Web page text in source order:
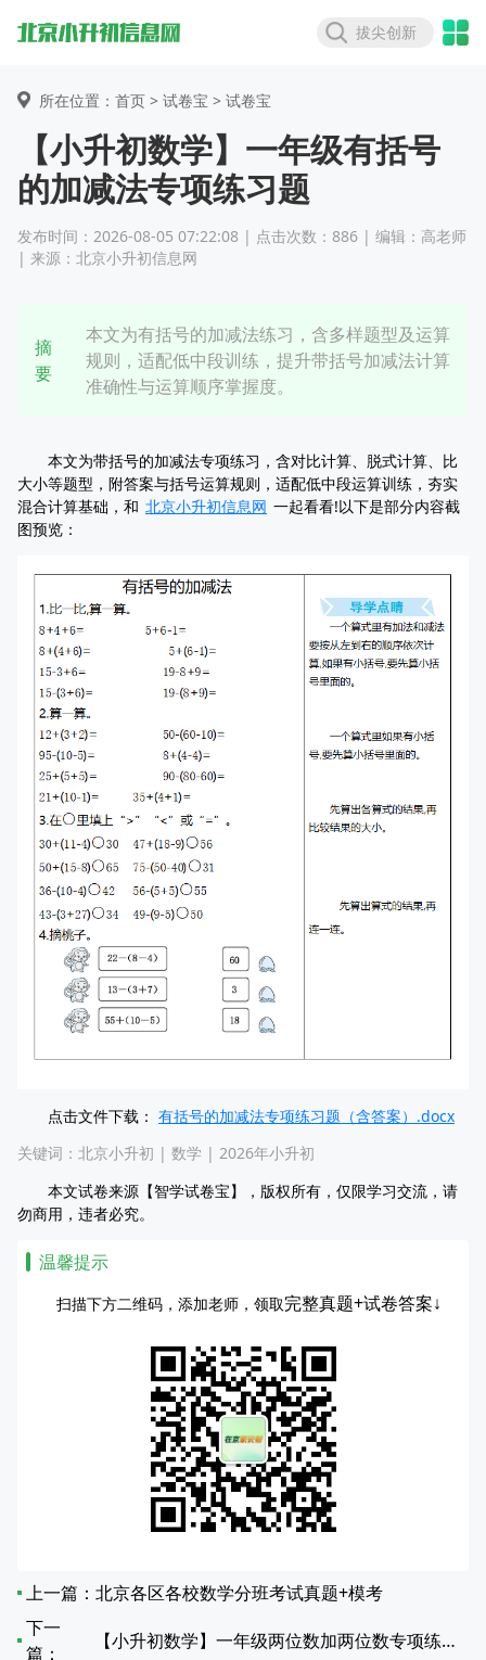
拔尖创新
所在位置：首页 > 试卷宝 > 试卷宝
【小升初数学】一年级有括号
的加减法专项练习题
发布时间：2026-08-05 07:22:08 | 点击次数：886 | 编辑：高老师
| 来源：北京小升初信息网
摘
要
本文为有括号的加减法练习，含多样题型及运算
规则，适配低中段训练，提升带括号加减法计算
准确性与运算顺序掌握度。
本文为带括号的加减法专项练习，含对比计算、脱式计算、比
大小等题型，附答案与括号运算规则，适配低中段运算训练，夯实
混合计算基础，和 北京小升初信息网 一起看看!以下是部分内容截
图预览：
点击文件下载： 有括号的加减法专项练习题（含答案）.docx
关键词： 北京小升初 | 数学 | 2026年小升初
本文试卷来源【智学试卷宝】，版权所有，仅限学习交流，请
勿商用，违者必究。
温馨提示
扫描下方二维码，添加老师，领取完整真题+试卷答案↓
上一篇： 北京各区各校数学分班考试真题+模考
下一
篇：
【小升初数学】一年级两位数加两位数专项练习题